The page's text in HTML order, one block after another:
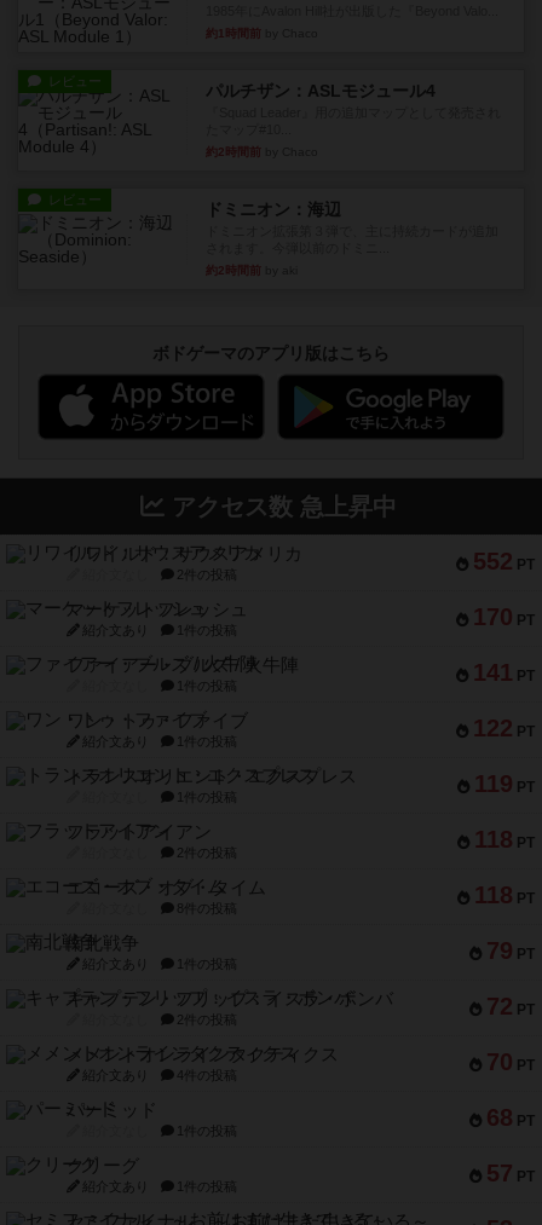
約1時間前
レビュー パルチザン：ASLモジュール4
約2時間前
レビュー ドミニオン：海辺
約2時間前
ボドゲーマのアプリ版はこちら
アクセス数 急上昇中
552 PT
リワイルド：サウスアメリカ
2件の投稿
170 PT
マーケットフレッシュ
紹介文あり 1件の投稿
141 PT
ファイアー・ブルズ / 火牛陣
1件の投稿
122 PT
ワン・トゥ・ファイブ
紹介文あり 1件の投稿
119 PT
トランスオリエント・エクスプレス
1件の投稿
118 PT
フラットアイアン
2件の投稿
118 PT
エコーズ・オブ・タイム
8件の投稿
79 PT
南北戦争
紹介文あり 1件の投稿
72 PT
キャプテン・フリップ：イスラ・ボンバ
2件の投稿
70 PT
メメントオンラインタクティクス
紹介文あり 4件の投稿
68 PT
パーミッド
1件の投稿
57 PT
クリーグ
紹介文あり 1件の投稿